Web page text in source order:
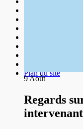
Plan du site
9Août
Regards